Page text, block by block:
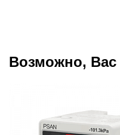
Возможно, Вас